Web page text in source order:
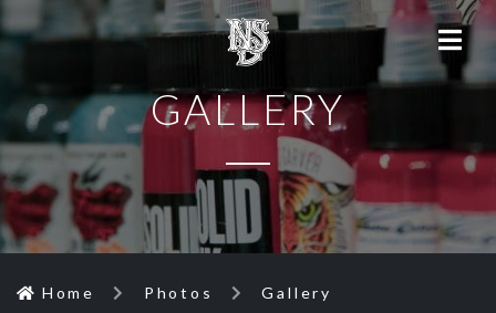
GALLERY
Home Photos Gallery